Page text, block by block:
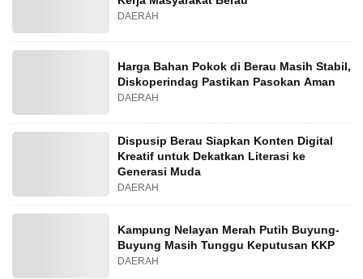
DAERAH
Harga Bahan Pokok di Berau Masih Stabil,
Diskoperindag Pastikan Pasokan Aman
DAERAH
Dispusip Berau Siapkan Konten Digital
Kreatif untuk Dekatkan Literasi ke
Generasi Muda
DAERAH
Kampung Nelayan Merah Putih Buyung-
Buyung Masih Tunggu Keputusan KKP
DAERAH